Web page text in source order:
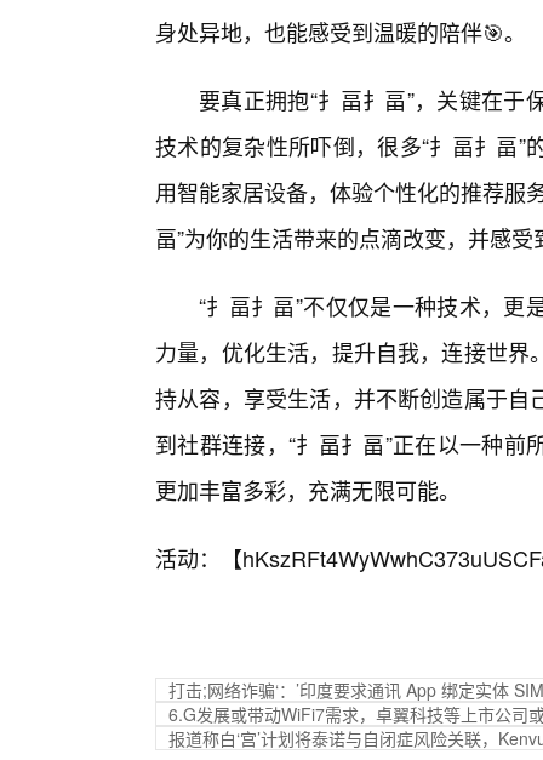
身处异地，也能感受到温暖的陪伴🎯。
要真正拥抱“扌畐扌畐”，关键在
技术的复杂性所吓倒，很多“扌畐扌畐
用智能家居设备，体验个性化的推荐服
畐”为你的生活带来的点滴改变，并感
“扌畐扌畐”不仅仅是一种技术，
力量，优化生活，提升自我，连接世
持从容，享受生活，并不断创造属于
到社群连接，“扌畐扌畐”正在以一种
更加丰富多彩，充满无限可能。
活动：【
打击;网络诈骗‘：’印度要求通讯 App 绑定实体
6.G发展或带动WiFi7需求，卓翼科技等上市公司
报道称白‘宫’计划将泰诺与自闭症风险关联，